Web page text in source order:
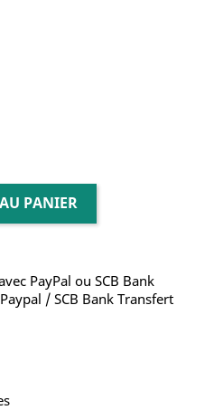
PANIER
PayPal ou SCB Bank
/ SCB Bank Transfert